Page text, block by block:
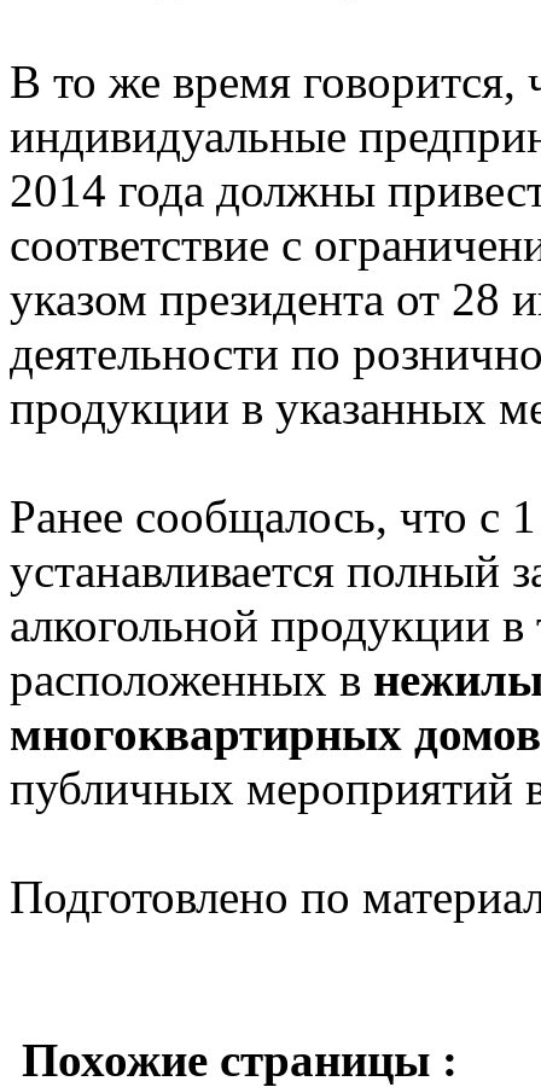
В то же время
индивидуальные
2014 года должны
соответствие c
указом президента от 28
деятельности по
продукции в указанных
Ранее сообщалось, что с
устанавливается полный
алкогольной продукции в
расположенных в
многоквартирных домов
публичных мероприятий
Подготовлено по
Похожие страницы :